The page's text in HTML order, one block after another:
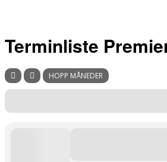
Terminliste
HOPP MÅNEDER